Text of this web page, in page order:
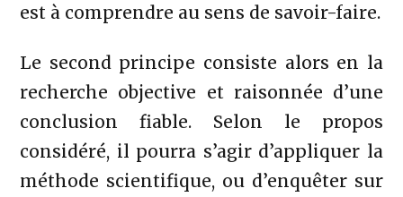
est à comprendre au sens de savoir-faire.
Le second principe consiste alors en la
recherche objective et raisonnée d’une
conclusion fiable. Selon le propos
considéré, il pourra s’agir d’appliquer la
méthode scientifique, ou d’enquêter sur